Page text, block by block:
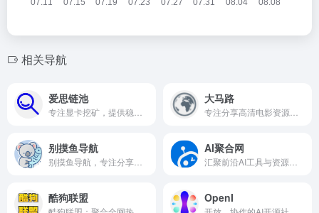
相关导航
爱思链池 大马路
别摸鱼导航 AI聚合网
酷狗联盟 OpenI